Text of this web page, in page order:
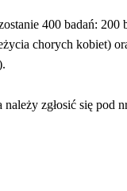
400 badań:
chorych kobiet)
należy zgłosić się